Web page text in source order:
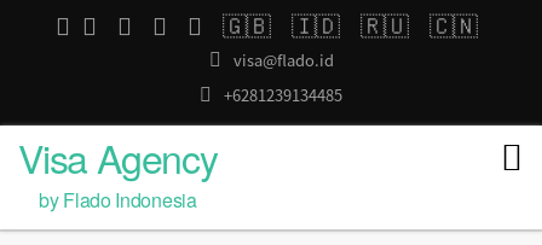
🇬🇧 🇮🇩 🇷🇺 🇨🇳
visa@flado.id
+6281239134485
Visa Agency
by Flado Indonesia